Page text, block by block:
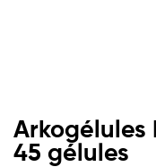
Arkogélules
45 gélules